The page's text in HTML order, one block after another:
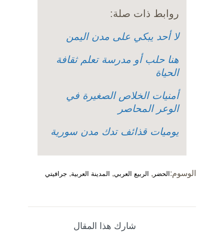
روابط ذات صلة:
لا أحد يبكي على مدن اليمن
هنا حلب أو مدرسة تعلم ثقافة
الحياة
أمنيات الخلاص الصغيرة في
الوعر المحاصر
يوميات قذائف تدك مدن سورية
الوسوم: الحضر , الربيع العربي, المدينة العربية, جرافيتي
شارك هذا المقال